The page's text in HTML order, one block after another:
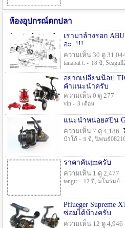
ห้องอุปกรณ์ตกปลา
เรามาล้างรอก ABU
อะ..!!!
ความเห็น 30 ดู
tanapat t. - 18 ปี ,
อยากเปลี่ยนน็อป
คำแนะนำครับ
ความเห็น 0 ดู 277
vin - 3 เดือน
แนะนำหน่อยสปิน
ความเห็น 7 ดู 4,186
ป๋าโก้ - 9 ปี , นิพนธ์
ราคาคันjmครับ
ความเห็น 1 ดู 2,477
tangtr - 12 ปี , มโนรมย์ -
Pflueger Supreme
ซ่อมได้บ้างครับ
ความเห็น 12 ดู 4,946